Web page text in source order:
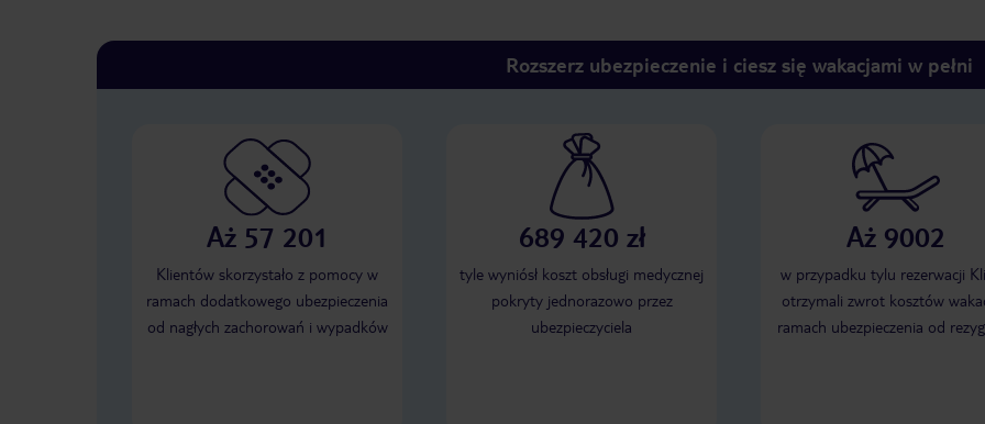
Rozszerz ubezpieczenie i ciesz się wakacjami w pełni
Aż 57 201
Klientów skorzystało z pomocy w
ramach dodatkowego ubezpieczenia
od nagłych zachorowań i wypadków
689 420 zł
tyle wyniósł koszt obsługi medycznej
pokryty jednorazowo przez
ubezpieczyciela
Aż 9002
w przypadku tylu rezerwacji
otrzymali zwrot kosztów
ramach ubezpieczenia od